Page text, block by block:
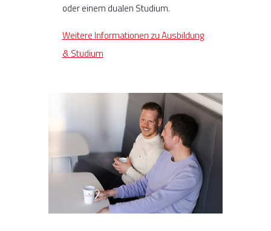
oder einem dualen Studium.
Weitere Informationen zu Ausbildung
& Studium